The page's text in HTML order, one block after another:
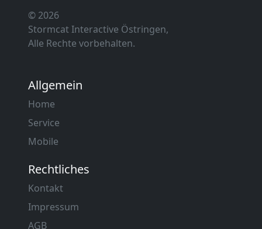
© 2026
Stormcat Interactive Östringen,
Alle Rechte vorbehalten.
Allgemein
Home
Service
Mobile
Rechtliches
Kontakt
Impressum
AGB